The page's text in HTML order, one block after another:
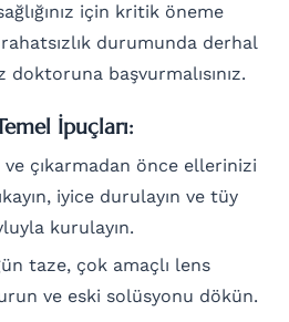
için kritik öneme
durumunda derhal
doktoruna başvurmalısınız.
İpuçları:
çıkarmadan önce ellerinizi
iyice durulayın ve tüy
kurulayın.
taze, çok amaçlı lens
ve eski solüsyonu dökün.